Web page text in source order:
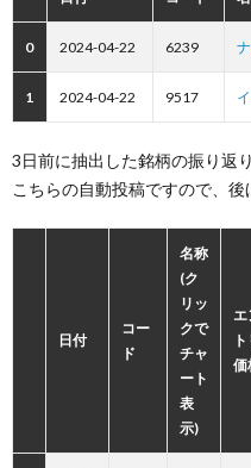
0 2024-04-22 6239
1 2024-04-22 9517
3日前に抽出した銘柄の振り返
こちらの自動投稿ですので、後
日付
コー
ド
名称
(ク
リッ
クで
チャ
ート
表
示)
エ
価